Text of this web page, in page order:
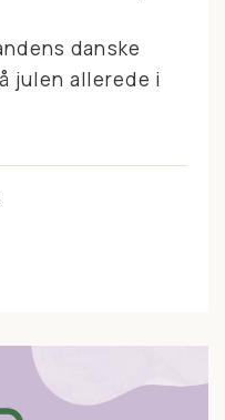
danske
julen allerede i